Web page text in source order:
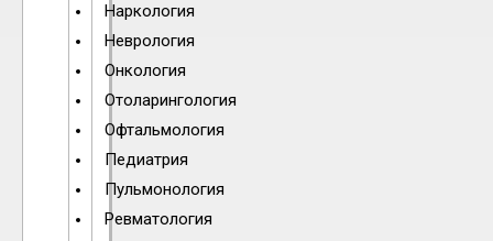
Наркология
Неврология
Онкология
Отоларингология
Офтальмология
Педиатрия
Пульмонология
Ревматология